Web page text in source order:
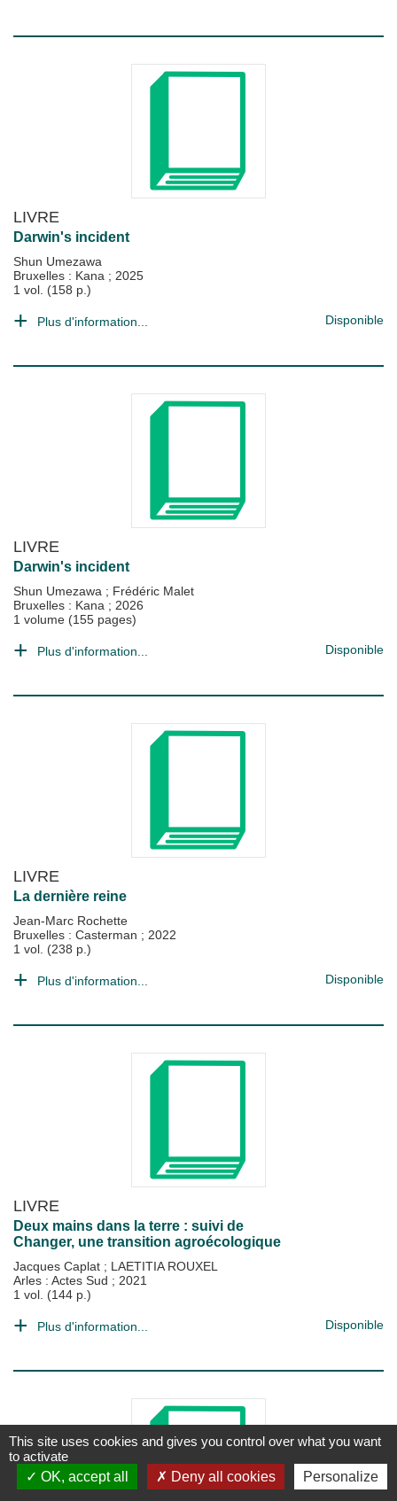
LIVRE
Darwin's incident
Shun Umezawa
Bruxelles : Kana ; 2025
1 vol. (158 p.)
Plus d'information... Disponible
LIVRE
Darwin's incident
Shun Umezawa ; Frédéric Malet
Bruxelles : Kana ; 2026
1 volume (155 pages)
Plus d'information... Disponible
LIVRE
La dernière reine
Jean-Marc Rochette
Bruxelles : Casterman ; 2022
1 vol. (238 p.)
Plus d'information... Disponible
LIVRE
Deux mains dans la terre : suivi de
Changer, une transition agroécologique
Jacques Caplat ; LAETITIA ROUXEL
Arles : Actes Sud ; 2021
1 vol. (144 p.)
Plus d'information... Disponible
This site uses cookies and gives you control over what you want
to activate
OK, accept all
Deny all cookies Personalize